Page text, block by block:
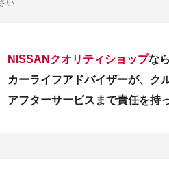
い
NISSANクオリティショップなら
カーライフアドバイザーが、ク
アフターサービスまで責任を持